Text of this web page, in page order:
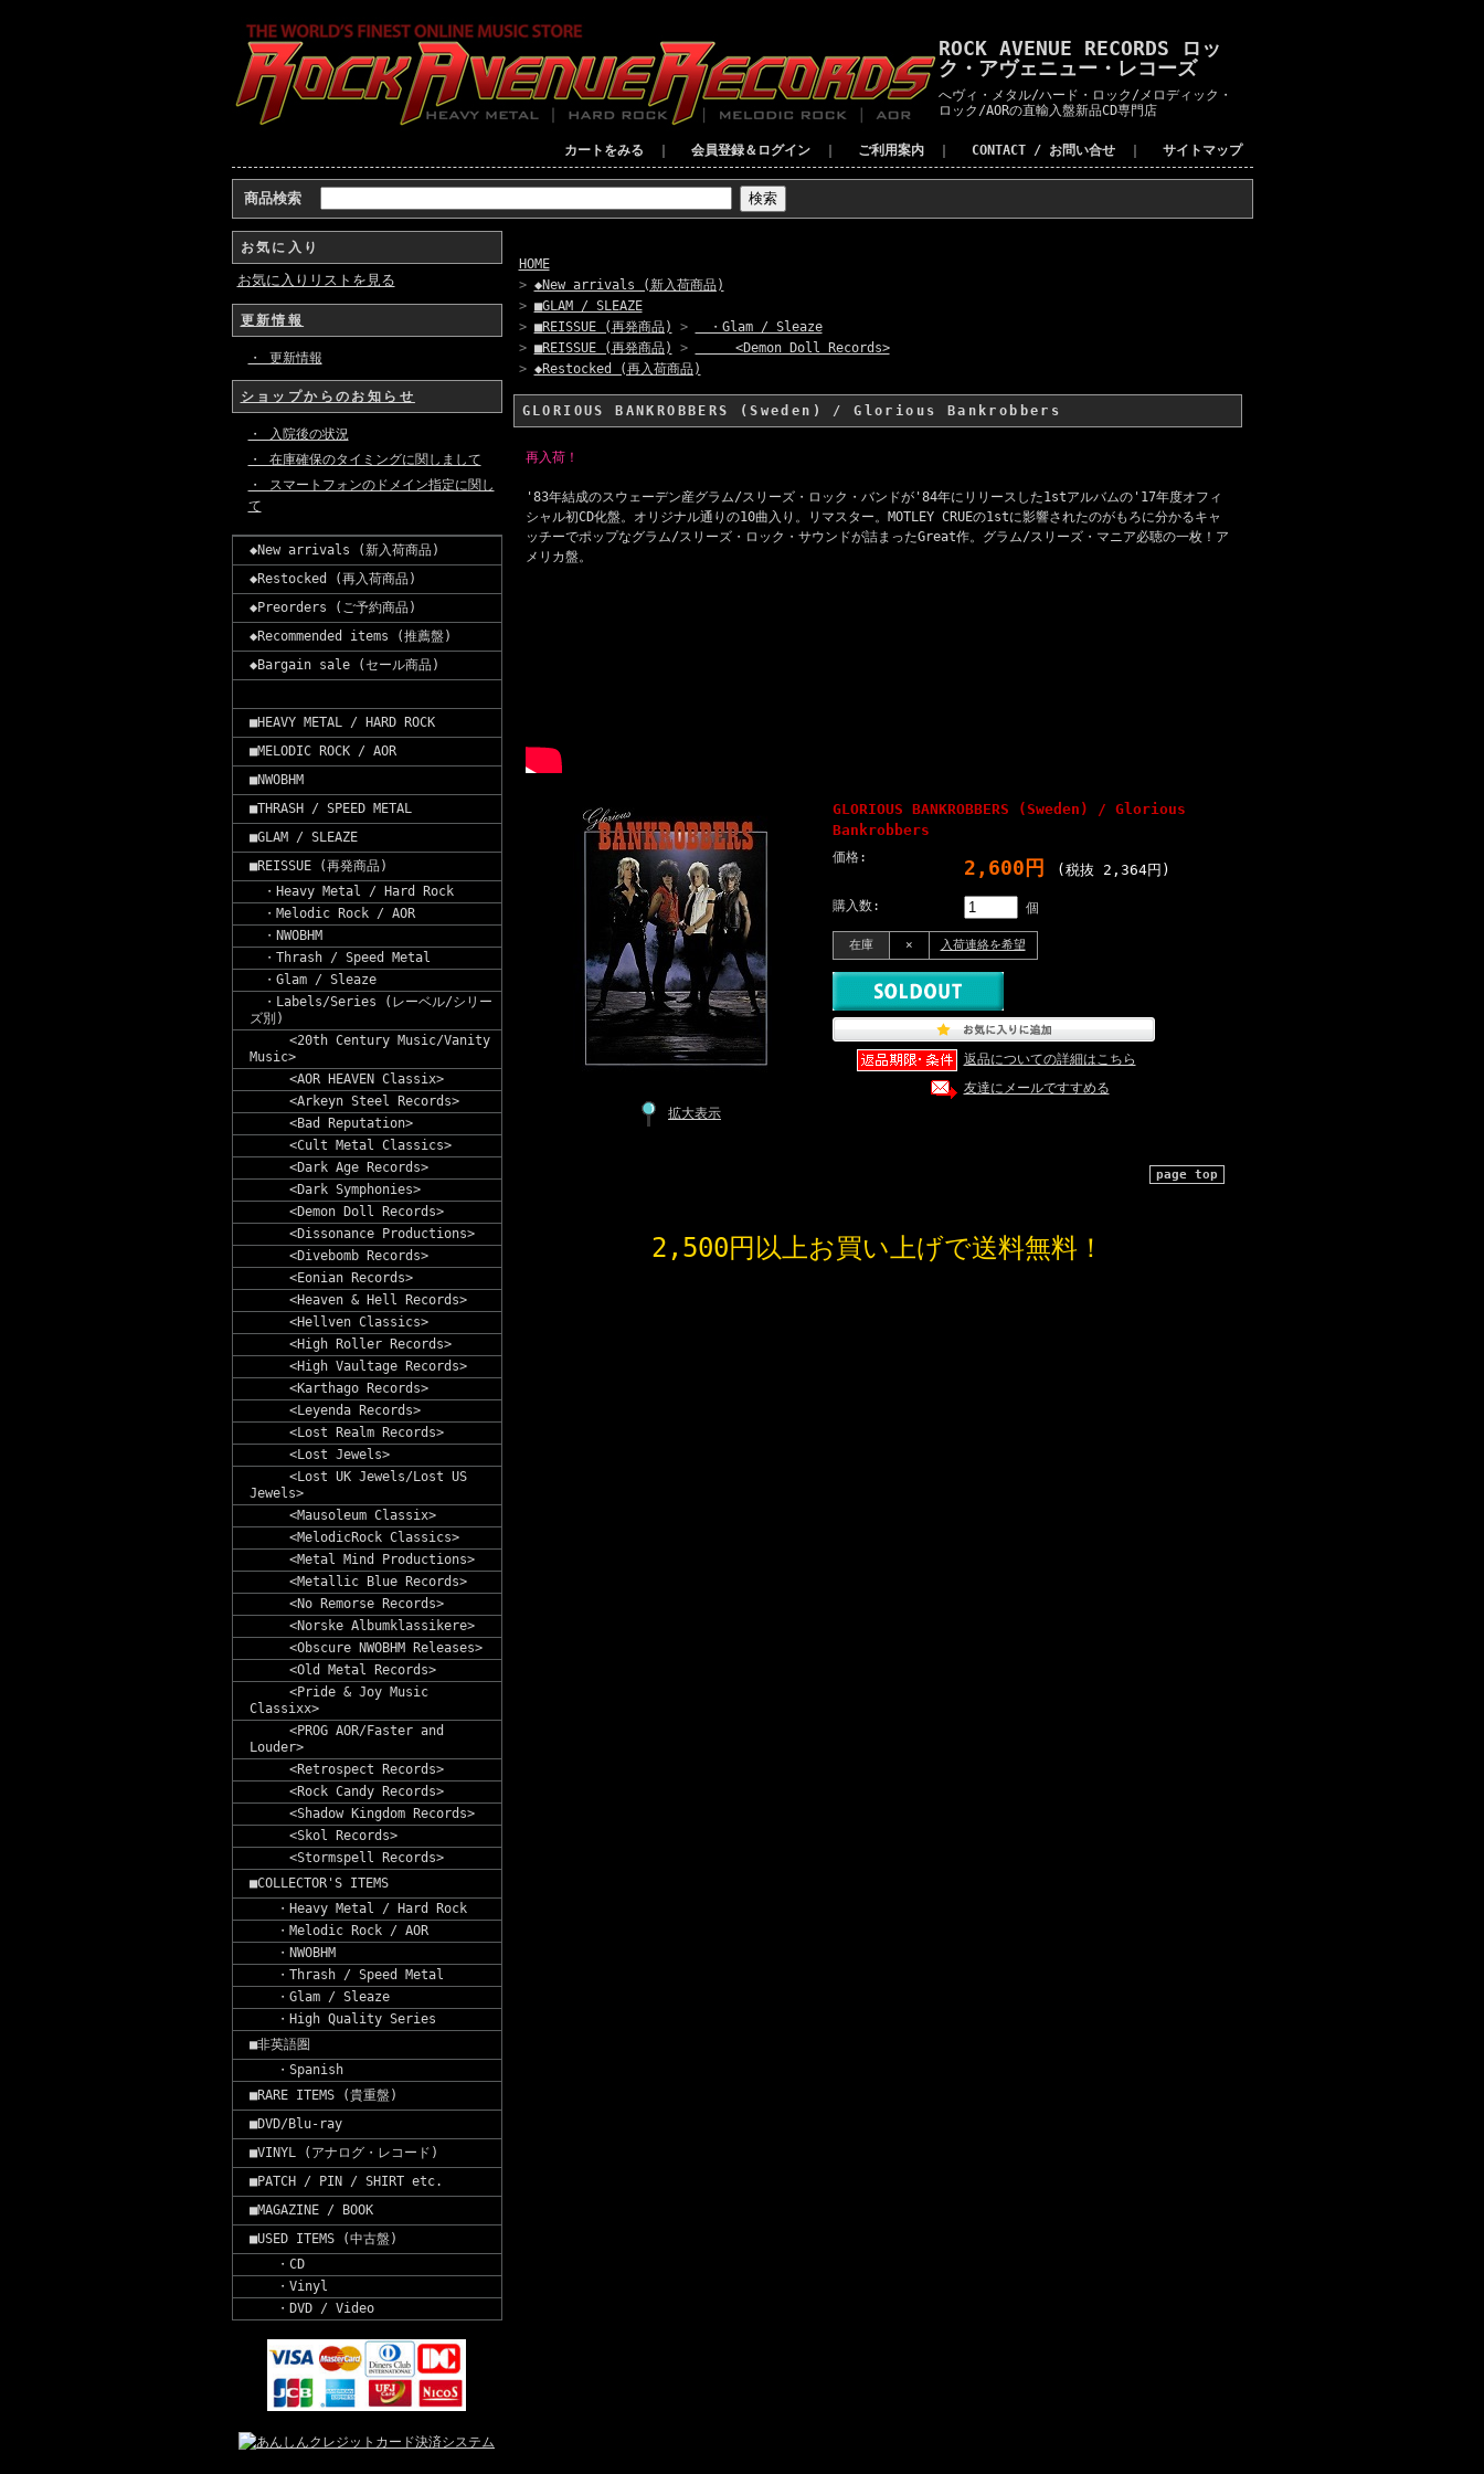
ROCK AVENUE RECORDS ロッ
ク・アヴェニュー・レコーズ
へヴィ・メタル/ハード・ロック/メロディック・
ロック/AORの直輸入盤新品CD専門店
カートをみる 会員登録＆ログイン ご利用案内 CONTACT / お問い合せ サイトマップ
商品検索
お気に入り
お気に入りリストを見る
更新情報
・ 更新情報
ショップからのお知らせ
・ 入院後の状況
・ 在庫確保のタイミングに関しまして
・ スマートフォンのドメイン指定に関し
て
◆New arrivals (新入荷商品)
◆Restocked (再入荷商品)
◆Preorders (ご予約商品)
◆Recommended items (推薦盤)
◆Bargain sale (セール商品)
■HEAVY METAL / HARD ROCK
■MELODIC ROCK / AOR
■NWOBHM
■THRASH / SPEED METAL
■GLAM / SLEAZE
■REISSUE (再発商品)
・Heavy Metal / Hard Rock
・Melodic Rock / AOR
・NWOBHM
・Thrash / Speed Metal
・Glam / Sleaze
・Labels/Series (レーベル/シリー
ズ別)
<20th Century Music/Vanity
Music>
<AOR HEAVEN Classix>
<Arkeyn Steel Records>
<Bad Reputation>
<Cult Metal Classics>
<Dark Age Records>
<Dark Symphonies>
<Demon Doll Records>
<Dissonance Productions>
<Divebomb Records>
<Eonian Records>
<Heaven & Hell Records>
<Hellven Classics>
<High Roller Records>
<High Vaultage Records>
<Karthago Records>
<Leyenda Records>
<Lost Realm Records>
<Lost Jewels>
<Lost UK Jewels/Lost US
Jewels>
<Mausoleum Classix>
<MelodicRock Classics>
<Metal Mind Productions>
<Metallic Blue Records>
<No Remorse Records>
<Norske Albumklassikere>
<Obscure NWOBHM Releases>
<Old Metal Records>
<Pride & Joy Music
Classixx>
<PROG AOR/Faster and
Louder>
<Retrospect Records>
<Rock Candy Records>
<Shadow Kingdom Records>
<Skol Records>
<Stormspell Records>
■COLLECTOR'S ITEMS
・Heavy Metal / Hard Rock
・Melodic Rock / AOR
・NWOBHM
・Thrash / Speed Metal
・Glam / Sleaze
・High Quality Series
■非英語圏
・Spanish
■RARE ITEMS (貴重盤)
■DVD/Blu-ray
■VINYL (アナログ・レコード)
■PATCH / PIN / SHIRT etc.
■MAGAZINE / BOOK
■USED ITEMS (中古盤)
・CD
・Vinyl
・DVD / Video
HOME
> ◆New arrivals (新入荷商品)
> ■GLAM / SLEAZE
> ■REISSUE (再発商品) >
・Glam / Sleaze
> ■REISSUE (再発商品) >
<Demon Doll Records>
> ◆Restocked (再入荷商品)
GLORIOUS BANKROBBERS (Sweden) / Glorious Bankrobbers
再入荷！
'83年結成のスウェーデン産グラム/スリーズ・ロック・バンドが'84年にリリースした1stアルバムの'17年度オフィ
シャル初CD化盤。オリジナル通りの10曲入り。リマスター。MOTLEY CRUEの1stに影響されたのがもろに分かるキャ
ッチーでポップなグラム/スリーズ・ロック・サウンドが詰まったGreat作。グラム/スリーズ・マニア必聴の一枚！ア
メリカ盤。
拡大表示
GLORIOUS BANKROBBERS (Sweden) / Glorious
Bankrobbers
価格: 2,600円 (税抜 2,364円)
購入数: 個
在庫 × 入荷連絡を希望
返品についての詳細はこちら
友達にメールですすめる
page top
2,500円以上お買い上げで送料無料！